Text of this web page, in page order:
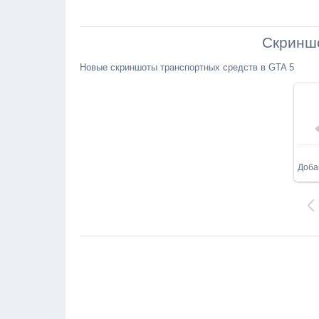
Новые скриншоты транспортных средств в GTA 5